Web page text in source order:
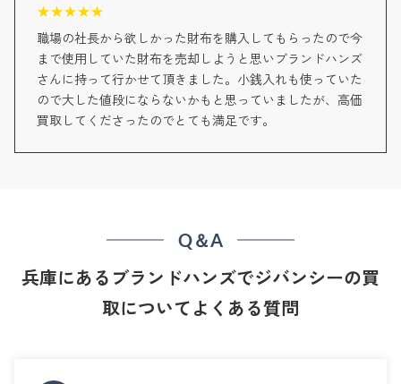
★★★★★
職場の社長から欲しかった財布を購入してもらったので今
まで使用していた財布を売却しようと思いブランドハンズ
さんに持って行かせて頂きました。小銭入れも使っていた
ので大した値段にならないかもと思っていましたが、高価
買取してくださったのでとても満足です。
Q＆A
兵庫にあるブランドハンズでジバンシーの買
取についてよくある質問